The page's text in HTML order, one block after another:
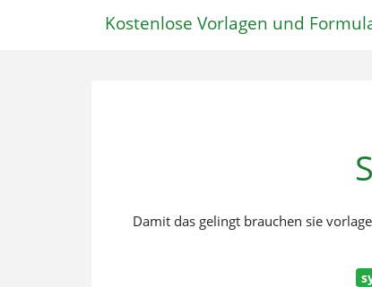
Kostenlose Vorlagen und
Damit das gelingt brauchen sie